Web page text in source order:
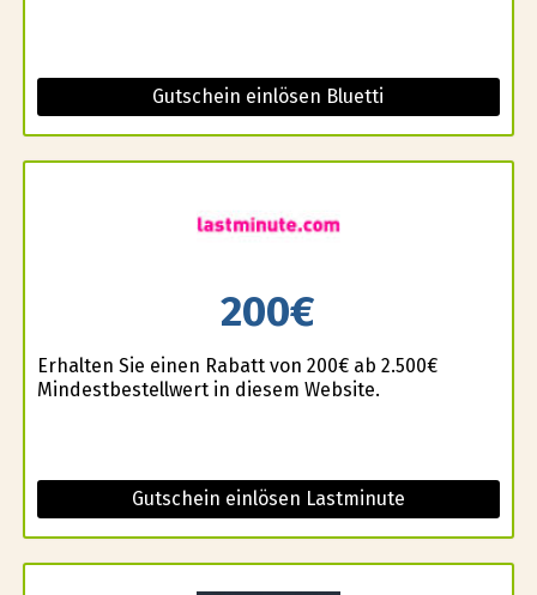
Gutschein einlösen Bluetti
200€
Erhalten Sie einen Rabatt von 200€ ab 2.500€
Mindestbestellwert in diesem Website.
Gutschein einlösen Lastminute